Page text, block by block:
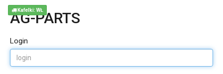
AG-PARTS
Login
Kafelki: WŁ